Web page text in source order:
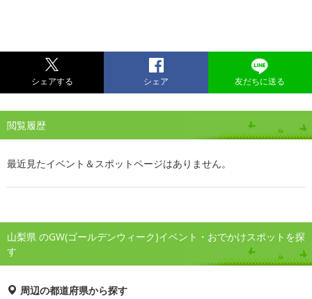
シェアする シェア 友だちに送る
閲覧履歴
最近見たイベント＆スポットページはありません。
山梨県 のGW(ゴールデンウィーク)イベント・おでかけスポットを探
す
周辺の都道府県から探す